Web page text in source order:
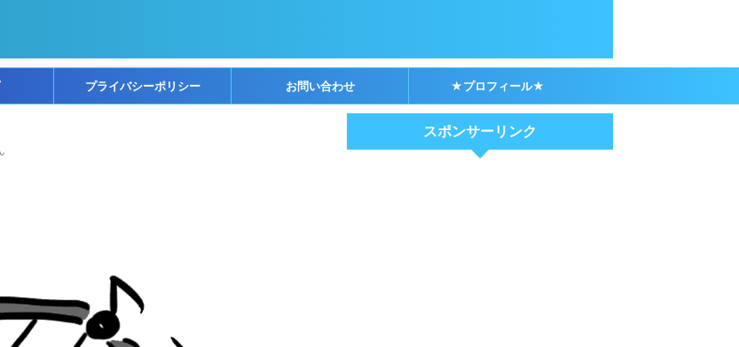
プライバシーポリシー お問い合わせ ★プロフィール★
スポンサーリンク